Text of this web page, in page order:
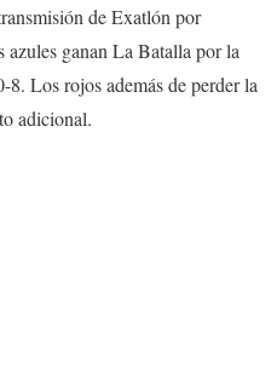
de Exatlón por
ganan La Batalla por la
Los rojos además de perder la
adicional.